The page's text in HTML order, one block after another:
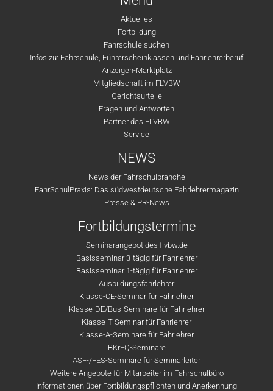
Aktuelles
Fortbildung
Fahrschule suchen
Infos zu: Fahrschule, Führerscheinklassen und Fahrlehrerberuf
Anzeigen-Marktplatz
Mitgliedschaft im FLVBW
Gerichtsurteile
Fragen und Antworten
Partner des FLVBW
Service
NEWS
News der Fahrschulbranche
FahrSchulPraxis: Das südwestdeutsche Fahrlehrermagazin
Presse & PR-News
Fortbildungstermine
Seminarangebot des flvbw.de
Basisseminar 3-tägig für Fahrlehrer
Basisseminar 1-tägig für Fahrlehrer
Ausbildungsfahrlehrer
Klasse-CE-Seminar für Fahrlehrer
Klasse-DE/Bus-Seminare für Fahrlehrer
Klasse-T-Seminar für Fahrlehrer
Klasse-A-Seminare für Fahrlehrer
BKrFQ-Seminare
ASF-/FES-Seminare für Seminarleiter
Weitere Angebote für Mitarbeiter im Fahrschulbüro
Informationen über Fortbildungspflichten und Anerkennung